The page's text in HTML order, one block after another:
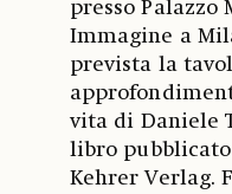
presso Palazzo
Immagine a
prevista la
vita di Daniele
libro
Kehrer Verlag.